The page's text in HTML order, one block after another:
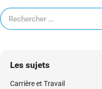
Les sujets
Carrière et Travail